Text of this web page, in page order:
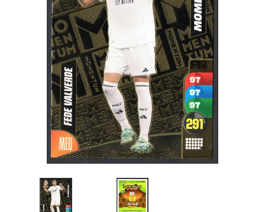
Para Canarias,
Ceuta y Melilla
populares
Nuestros
vendedores
novedades
de Correos